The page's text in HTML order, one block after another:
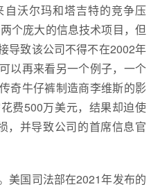
沃尔玛和塔吉特的竞争压
个庞大的信息技术项目，但
导致该公司不得不在2002年
以再来看另一个例子，一个
奇牛仔裤制造商李维斯的影
费500万美元，结果却迫使
，并导致公司的首席信息官
美国司法部在2021年发布的